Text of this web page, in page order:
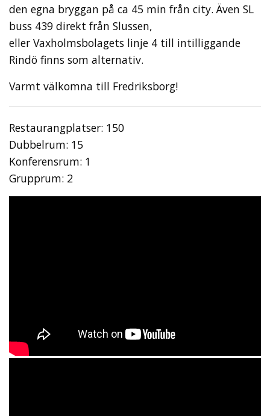
den egna bryggan på ca 45 min från city. Även SL
buss 439 direkt från Slussen,
eller Vaxholmsbolagets linje 4 till intilliggande
Rindö finns som alternativ.
Varmt välkomna till Fredriksborg!
Restaurangplatser: 150
Dubbelrum: 15
Konferensrum: 1
Grupprum: 2